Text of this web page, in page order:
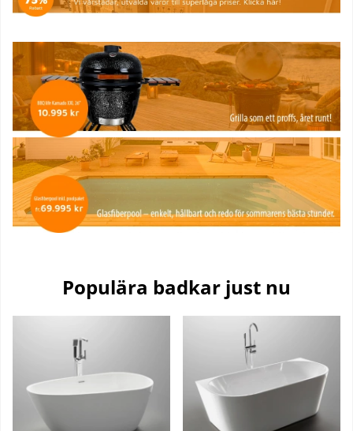
Populära badkar just nu